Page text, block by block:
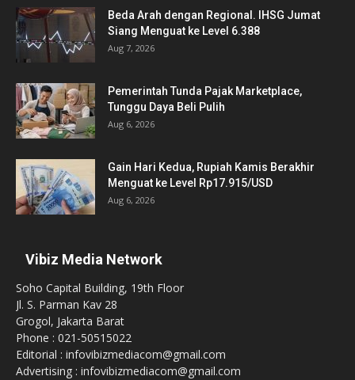
Beda Arah dengan Regional. IHSG Jumat
Siang Menguat ke Level 6.388
Aug 7, 2026
Pemerintah Tunda Pajak Marketplace,
Tunggu Daya Beli Pulih
Aug 6, 2026
Gain Hari Kedua, Rupiah Kamis Berakhir
Menguat ke Level Rp17.915/USD
Aug 6, 2026
Vibiz Media Network
Soho Capital Building, 19th Floor
Jl. S. Parman Kav 28
Grogol, Jakarta Barat
Phone : 021-50515022
Editorial : infovibizmediacom@gmail.com
Advertising : infovibizmediacom@gmail.com